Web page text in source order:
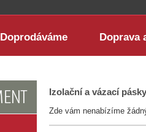
Doprodáváme Doprava
Izolační a vázací pásky
Zde vám nenabízíme